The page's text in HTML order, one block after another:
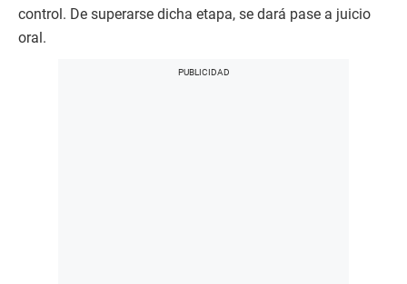
control. De superarse dicha etapa, se dará pase a juicio
oral.